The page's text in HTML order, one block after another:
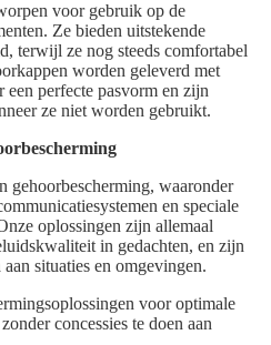
voor gebruik op de
Ze bieden uitstekende
terwijl ze nog steeds comfortabel
worden geleverd met
perfecte pasvorm en zijn
ze niet worden gebruikt.
gehoorbescherming, waaronder
en speciale
oplossingen zijn allemaal
in gedachten, en zijn
situaties en omgevingen.
voor optimale
concessies te doen aan